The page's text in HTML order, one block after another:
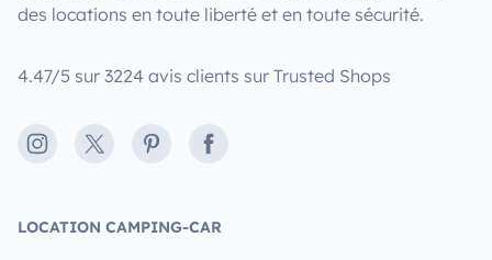
des locations en toute liberté et en toute sécurité.
4.47/5 sur 3224 avis clients sur Trusted Shops
Instagram
X PinterestFacebook
LOCATION CAMPING-CAR